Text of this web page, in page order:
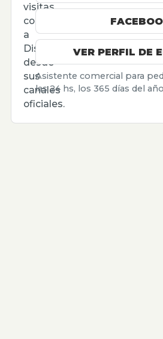
visitas,
contactá
a
Disproal
desde
sus
canales
oficiales.
VER PERFIL DE
Asistente comercial para
las 24 hs, los 365 días del